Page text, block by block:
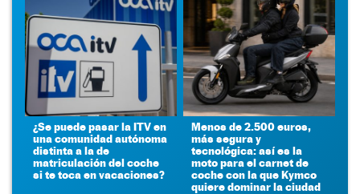
¿Se puede pasar la ITV en
una comunidad autónoma
distinta a la de
matriculación del coche
si te toca en vacaciones?
Menos de 2.500 euros,
más segura y
tecnológica: así es la
moto para el carnet de
coche con la que Kymco
quiere dominar la ciudad